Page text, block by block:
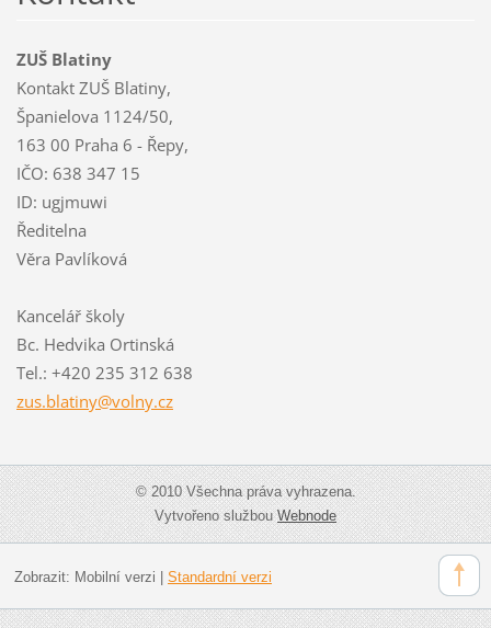
ZUŠ Blatiny
Kontakt ZUŠ Blatiny,
Španielova 1124/50,
163 00 Praha 6 - Řepy,
IČO: 638 347 15
ID: ugjmuwi
Ředitelna
Věra Pavlíková
Kancelář školy
Bc. Hedvika Ortinská
Tel.: +420 235 312 638
zus.blatiny@volny.cz
© 2010 Všechna práva vyhrazena.
Vytvořeno službouWebnode
Zobrazit: Mobilní verzi Standardní verzi